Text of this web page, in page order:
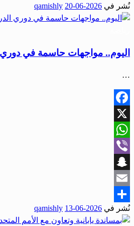
Share
نُشر في 2026-06-20
qamishly
اليوم.. مواجهات حاسمة في دوري
…
Facebook
X
WhatsApp
Viber
Snapchat
Email
Share
نُشر في 2026-06-13
qamishly